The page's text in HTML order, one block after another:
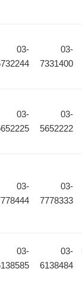
03-
7331400
03-
5732244
03-
5652222
03-
5652225
03-
7778333
03-
7778444
03-
6138484
03-
6138585